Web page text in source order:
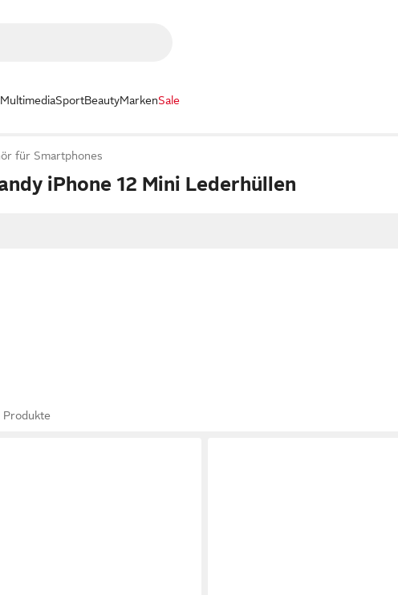
MultimediaSportBeautyMarkenSale
für Smartphones
iPhone 12 Mini Lederhüllen
Produkte